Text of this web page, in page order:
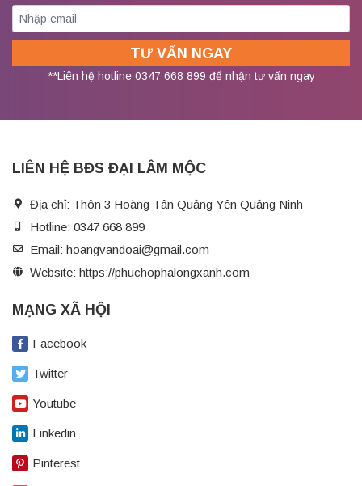
**Liên hệ hotline 0347 668 899 để nhận tư vấn ngay
LIÊN HỆ BĐS ĐẠI LÂM MỘC
Địa chỉ: Thôn 3 Hoàng Tân Quảng Yên Quảng Ninh
Hotline: 0347 668 899
Email: hoangvandoai@gmail.com
Website: https://phuchophalongxanh.com
MẠNG XÃ HỘI
Facebook
Twitter
Youtube
Linkedin
Pinterest